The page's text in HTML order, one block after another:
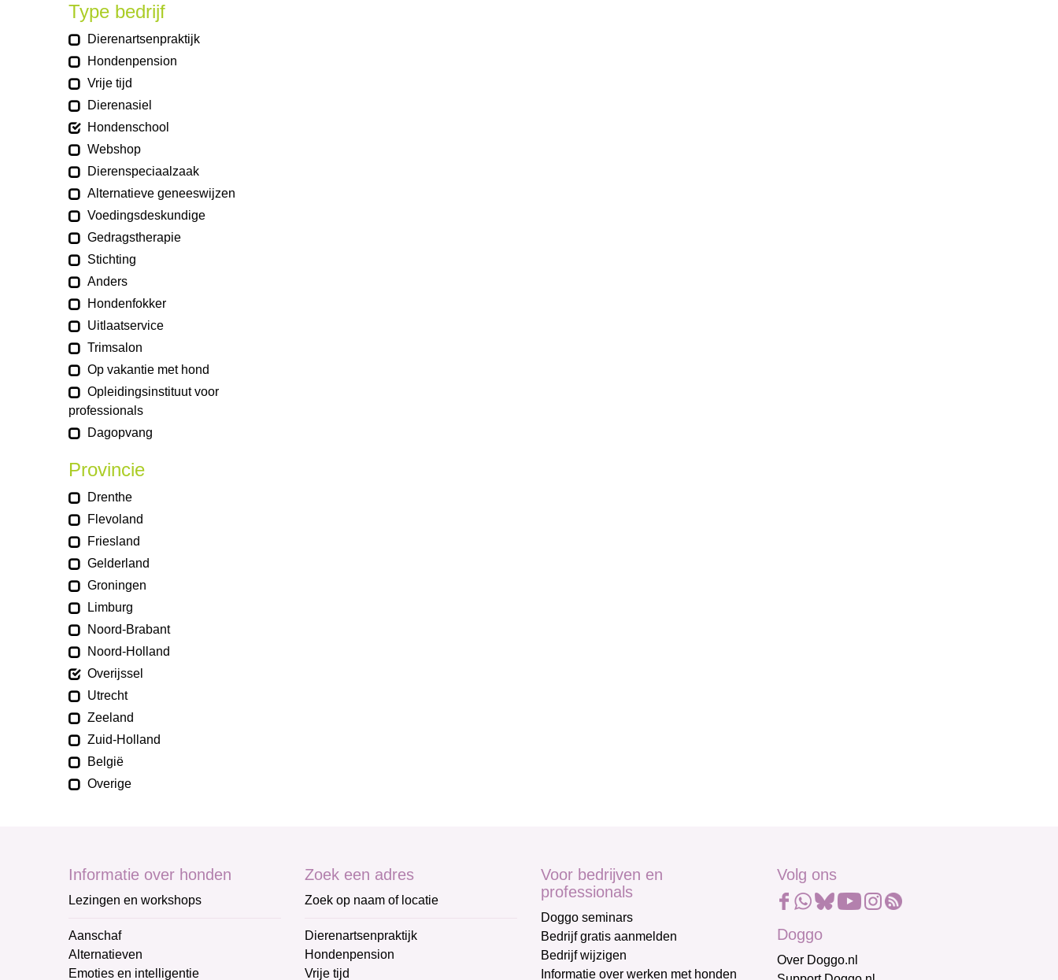
Type bedrijf
Dierenartsenpraktijk
Hondenpension
Vrije tijd
Dierenasiel
Hondenschool
Webshop
Dierenspeciaalzaak
Alternatieve geneeswijzen
Voedingsdeskundige
Gedragstherapie
Stichting
Anders
Hondenfokker
Uitlaatservice
Trimsalon
Op vakantie met hond
Opleidingsinstituut voor
professionals
Dagopvang
Provincie
Drenthe
Flevoland
Friesland
Gelderland
Groningen
Limburg
Noord-Brabant
Noord-Holland
Overijssel
Utrecht
Zeeland
Zuid-Holland
België
Overige
Informatie over honden
Lezingen en workshops
Aanschaf
Alternatieven
Emoties en intelligentie
Zoek een adres
Zoek op naam of locatie
Dierenartsenpraktijk
Hondenpension
Vrije tijd
Voor bedrijven en
professionals
Doggo seminars
Bedrijf gratis aanmelden
Bedrijf wijzigen
Informatie over werken met honden
Volg ons
Doggo
Over Doggo.nl